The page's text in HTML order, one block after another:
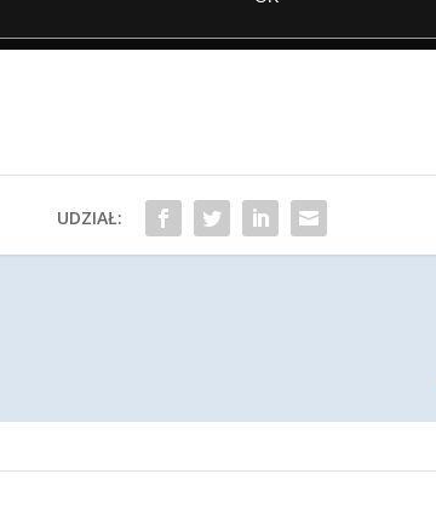
UDZIAŁ: